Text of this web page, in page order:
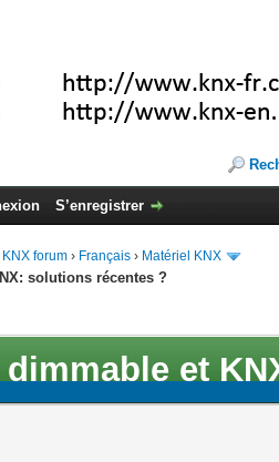
S’enregistrer
forum › Français › Matériel KNX
solutions récentes ?
et